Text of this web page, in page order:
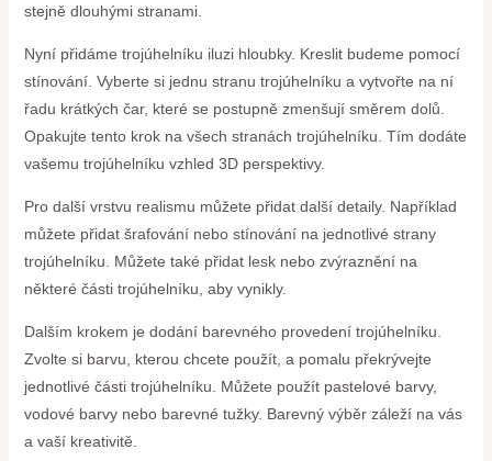
stejně dlouhými stranami.
Nyní přidáme trojúhelníku iluzi hloubky. Kreslit budeme pomocí
stínování. Vyberte si jednu stranu trojúhelníku a vytvořte na ní
řadu krátkých čar, které se postupně zmenšují směrem dolů.
Opakujte tento krok na všech stranách trojúhelníku. Tím dodáte
vašemu trojúhelníku vzhled 3D perspektivy.
Pro další vrstvu realismu můžete přidat další detaily. Například
můžete přidat šrafování nebo stínování na jednotlivé strany
trojúhelníku. Můžete také přidat lesk nebo zvýraznění na
některé části trojúhelníku, aby vynikly.
Dalším krokem je dodání barevného provedení trojúhelníku.
Zvolte si barvu, kterou chcete použít, a pomalu překrývejte
jednotlivé části trojúhelníku. Můžete použít pastelové barvy,
vodové barvy nebo barevné tužky. Barevný výběr záleží na vás
a vaší kreativitě.